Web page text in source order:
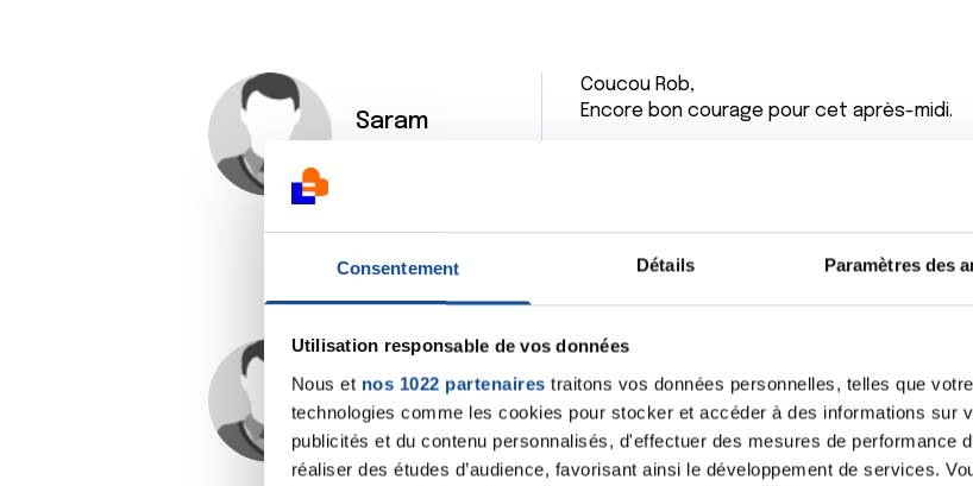
Consentement Détails Paramètres des
Utilisation responsable de vos données
Nous et nos 1022 partenaires traitons vos données personnelles, telles que
technologies comme les cookies pour stocker et accéder à des informations sur
publicités et du contenu personnalisés, d'effectuer des mesures de performance
réaliser des études d’audience, favorisant ainsi le développement de services.
Saram
Coucou Rob,
Encore bon courage pour cet après-midi.
K-Ro
14/06/2023 - 12:34
Bonjour,
Tous entassés dans la salle d’attente
Pensées positives au max pour toi Rob.
Citer